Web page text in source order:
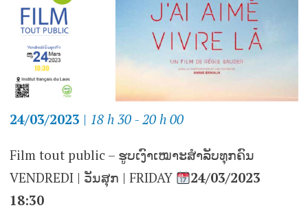
24/03/2023 | 18 h 30 - 20 h 00
Film tout public – ຮູບເງົາເໝາະສຳລັບທຸກຄົນ
VENDREDI | ວັນສຸກ | FRIDAY
24/03/2023
18:30